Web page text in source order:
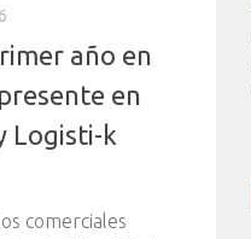
año en
en
Logisti-k
comerciales